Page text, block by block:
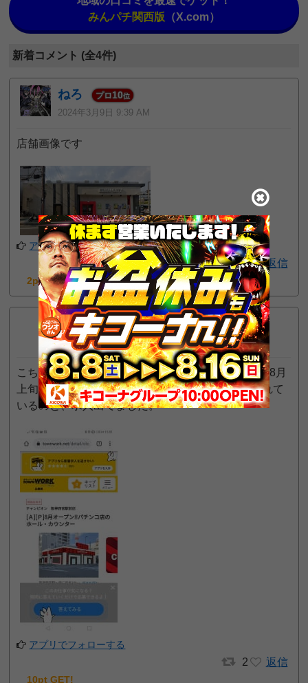
みんパチ関西版 （X.com）
新着コメント (全4件)
ねろ プロ10位
2024年3月9日 9:39 AM
店舗画像です
アプリでフォローする
返信
2pt GET!
関西圏民 プロ8位
2021年7月17日 3:54 PM
こちらの店舗跡地に、チャンピオン阪神西宮店？が8月
上旬にオープンするらしいです。p-worldに掲載されて
いるのと、求人出てました。
アプリでフォローする
2 返信
10pt GET!